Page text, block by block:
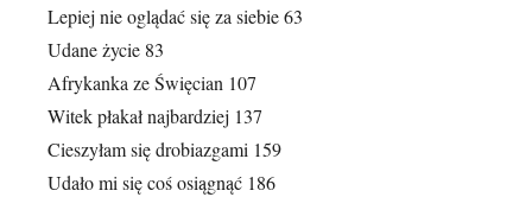
Lepiej nie oglądać się za siebie 63
Udane życie 83
Afrykanka ze Święcian 107
Witek płakał najbardziej 137
Cieszyłam się drobiazgami 159
Udało mi się coś osiągnąć 186